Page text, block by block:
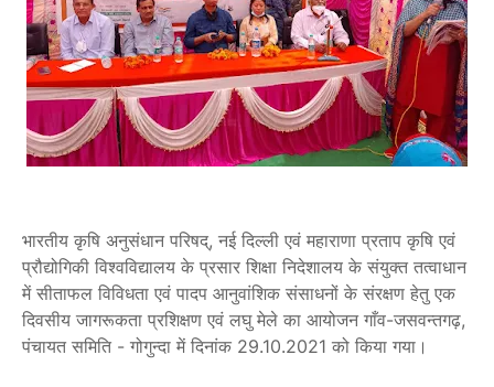
भारतीय कृषि अनुसंधान परिषद्, नई दिल्ली एवं महाराणा प्रताप कृषि एवं
प्रौद्योगिकी विश्वविद्यालय के प्रसार शिक्षा निदेशालय के संयुक्त तत्वाधान
में सीताफल विविधता एवं पादप आनुवांशिक संसाधनों के संरक्षण हेतु एक
दिवसीय जागरूकता प्रशिक्षण एवं लघु मेले का आयोजन गाँव-जसवन्तगढ़,
पंचायत समिति - गोगुन्दा में दिनांक 29.10.2021 को किया गया।